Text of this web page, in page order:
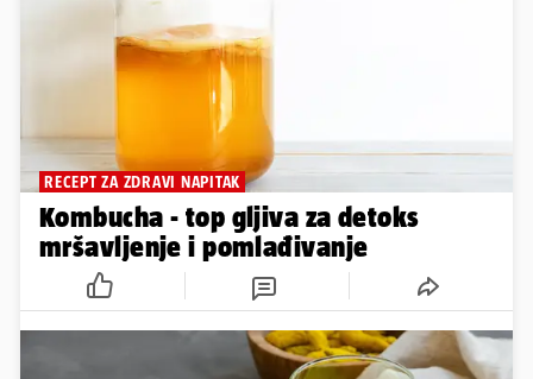
RECEPT ZA ZDRAVI NAPITAK
Kombucha - top gljiva za detoks
mršavljenje i pomlađivanje